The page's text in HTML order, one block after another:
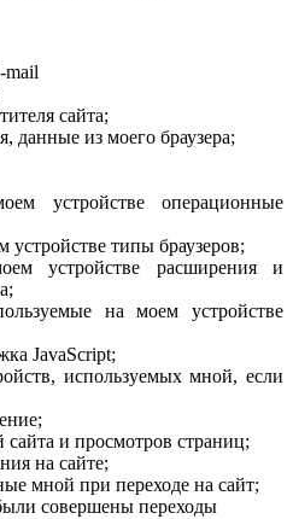
mail
сайта;
данные из моего браузера;
устройстве операционные
устройстве типы браузеров;
устройстве расширения и
на моем устройстве
JavaScript;
используемых мной, если
и просмотров страниц;
на сайте;
мной при переходе на сайт;
совершены переходы